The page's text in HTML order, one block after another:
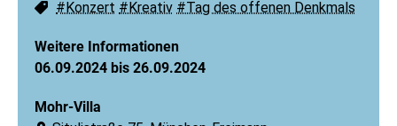
Schlagworte:
#Konzert #Kreativ #Tag des offenen Denkmals
Weitere Informationen
06.09.2024 bis 26.09.2024
Mohr-Villa